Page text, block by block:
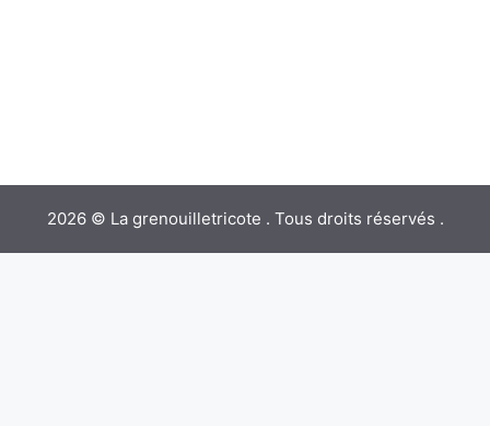
2026 © La grenouilletricote . Tous droits réservés .